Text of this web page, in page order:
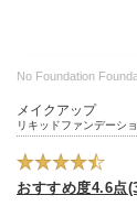
No Foundation
メイクアップ
リキッドファンデーシ
おすすめ度4.6点